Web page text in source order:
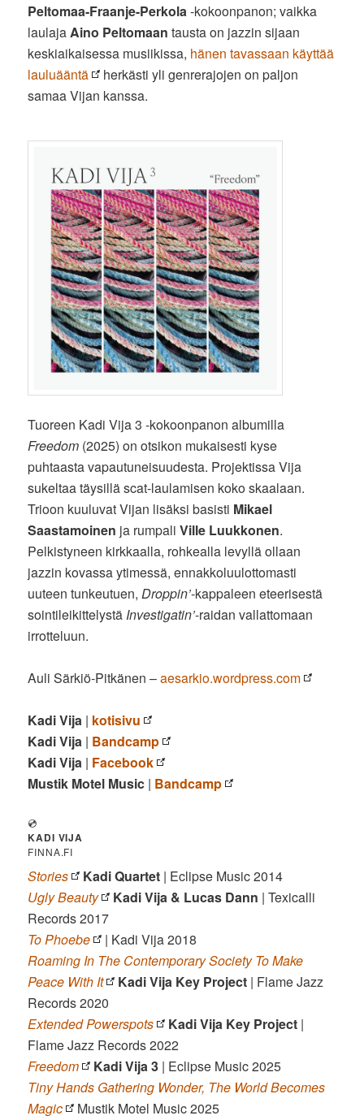
Peltomaa-Fraanje-Perkola-kokoonpanon; vaikka
laulajaAino Peltomaan tausta on jazzin sijaan
keskiaikaisessa musiikissa, hänen tavassaan käyttää
lauluääntä
herkästi yli genrerajojen on paljon
samaa Vijan kanssa.
Tuoreen Kadi Vija 3 -kokoonpanon albumilla
Freedom (2025) on otsikon mukaisesti kyse
puhtaasta vapautuneisuudesta. Projektissa Vija
sukeltaa täysillä scat-laulamisen koko skaalaan.
Trioon kuuluvat Vijan lisäksi basisti Mikael
Saastamoinen ja rumpaliVille Luukkonen.
Pelkistyneen kirkkaalla, rohkealla levyllä ollaan
jazzin kovassa ytimessä, ennakkoluulottomasti
uuteen tunkeutuen,Droppin’-kappaleen eteerisestä
sointileikittelystä Investigatin’-raidan vallattomaan
irrotteluun.
Auli Särkiö-Pitkänen –aesarkio.wordpress.com
Kadi Vija | kotisivu
Kadi Vija | Bandcamp
Kadi Vija | Facebook
Mustik Motel Music | Bandcamp
💿
KADI VIJA
FINNA.FI
Stories Kadi Quartet | Eclipse Music 2014
Ugly Beauty
Kadi Vija & Lucas Dann | Texicalli
Records 2017
To Phoebe
| Kadi Vija 2018
Roaming In The Contemporary Society To Make
Peace With It
Kadi Vija Key Project | Flame Jazz
Records 2020
Extended Powerspots
Kadi Vija Key Project |
Flame Jazz Records 2022
Freedom
Kadi Vija 3 | Eclipse Music 2025
Tiny Hands Gathering Wonder, The World Becomes
Magic
Mustik Motel Music 2025